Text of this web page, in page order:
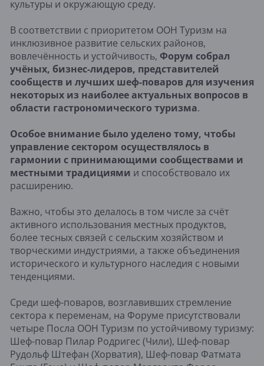
культуры и окружающую среду.
В соответствии с приоритетом ООН Туризм на
инклюзивное развитие сельских районов,
вовлечённость и устойчивость, Форум собрал
учёных, бизнес-лидеров, представителей
сообществ и лучших шеф-поваров для изучения
некоторых из наиболее актуальных вопросов в
области гастрономического туризма.
Особое внимание было уделено тому, чтобы
управление сектором осуществлялось в
гармонии с принимающими сообществами и
местными традициями и способствовало их
расширению.
Важно, чтобы это делалось в том числе за счёт
активного использования местных продуктов,
более тесных связей с сельским хозяйством и
творческими индустриями, а также объединения
исторического и культурного наследия с новыми
тенденциями.
Среди шеф-поваров, возглавивших стремление
сектора к переменам, на Форуме присутствовали
четыре Посла ООН Туризм по устойчивому туризму:
Шеф-повар Пилар Родригес (Чили), Шеф-повар
Рудольф Штефан (Хорватия), Шеф-повар Фатмата